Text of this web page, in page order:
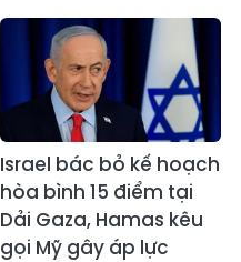
Israel bác bỏ kế hoạch
hòa bình 15 điểm tại
Dải Gaza, Hamas kêu
gọi Mỹ gây áp lực